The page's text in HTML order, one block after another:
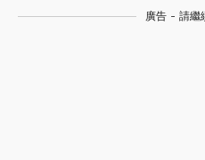
廣告 - 請繼